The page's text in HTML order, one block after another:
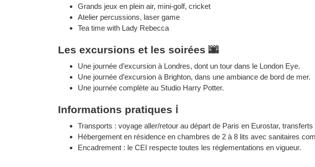
Grands jeux en plein air, mini-golf, cricket
Atelier percussions, laser game
Tea time with Lady Rebecca
Les excursions et les soirées 🌆
Une journée d’excursion à Londres, dont un tour dans le London Eye.
Une journée d’excursion à Brighton, dans une ambiance de bord de mer.
Une journée complète au Studio Harry Potter.
Informations pratiques ℹ️
Transports : voyage aller/retour au départ de Paris en Eurostar,
Hébergement en résidence en chambres de 2 à 8 lits avec sanitaires
Encadrement : le CEI respecte toutes les réglementations en vigueur.